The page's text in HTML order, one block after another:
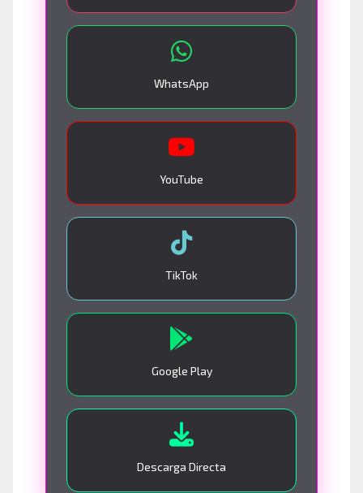
WhatsApp
YouTube
TikTok
Google Play
Descarga Directa